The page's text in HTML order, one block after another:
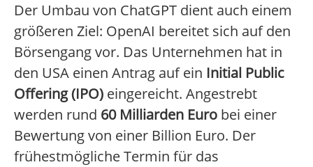
Der Umbau von ChatGPT dient auch einem
größeren Ziel: OpenAI bereitet sich auf den
Börsengang vor. Das Unternehmen hat in
den USA einen Antrag auf ein Initial Public
Offering (IPO) eingereicht. Angestrebt
werden rund 60 Milliarden Euro bei einer
Bewertung von einer Billion Euro. Der
frühestmögliche Termin für das